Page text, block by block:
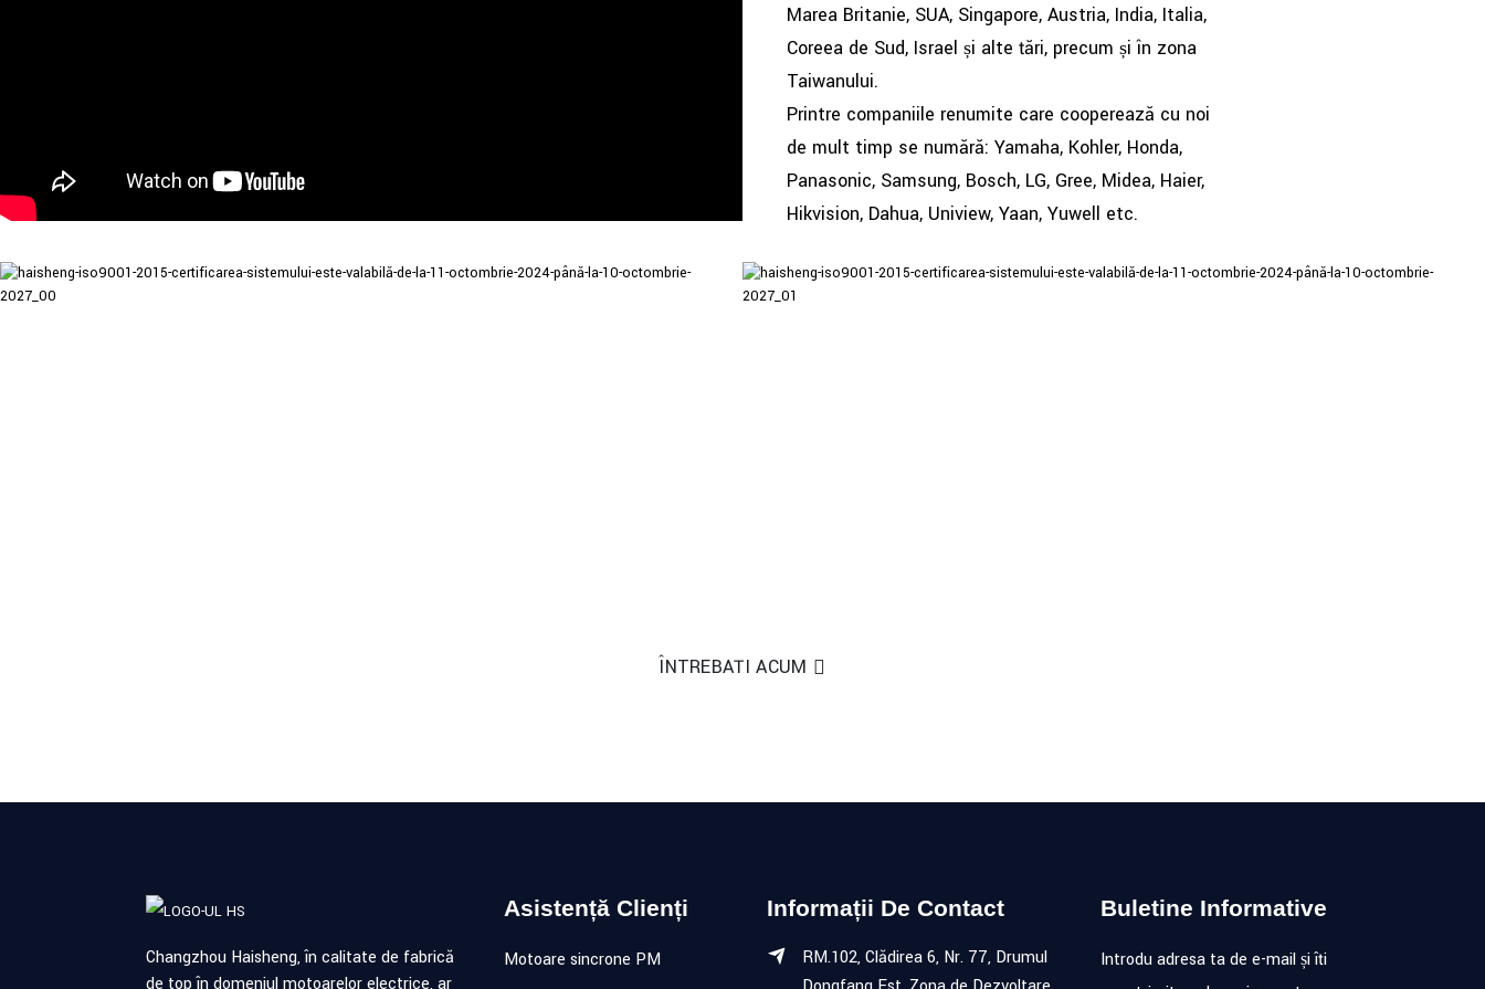
Marea Britanie, SUA, Singapore, Austria, India, Italia,
Coreea de Sud, Israel și alte țări, precum și în zona
Taiwanului.
Printre companiile renumite care cooperează cu noi
de mult timp se numără: Yamaha, Kohler, Honda,
Panasonic, Samsung, Bosch, LG, Gree, Midea, Haier,
Hikvision, Dahua, Uniview, Yaan, Yuwell etc.
ÎNTREBAȚI ACUM
Changzhou Haisheng, în calitate de fabrică
de top în domeniul motoarelor electrice, ar
Asistență Clienți
Motoare sincrone PM
Informații De Contact
RM.102, Clădirea 6, Nr. 77, Drumul
Buletine Informative
Introdu adresa ta de e-mail și îți